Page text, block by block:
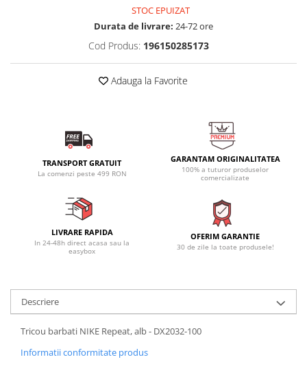
STOC EPUIZAT
Durata de livrare: 24-72 ore
Cod Produs: 196150285173
Adauga la Favorite
TRANSPORT GRATUIT
La comenzi peste 499 RON
GARANTAM ORIGINALITATEA
100% a tuturor produselor
comercializate
LIVRARE RAPIDA
In 24-48h direct acasa sau la
easybox
OFERIM GARANTIE
30 de zile la toate produsele!
Descriere
Tricou barbati NIKE Repeat, alb - DX2032-100
Informatii conformitate produs